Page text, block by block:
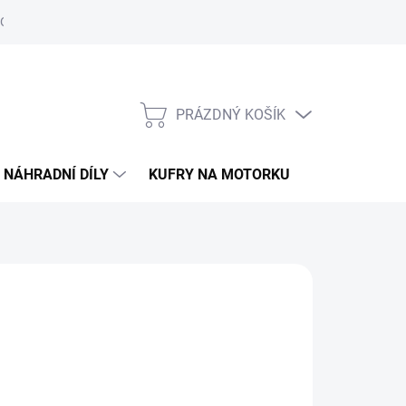
Obchodní podmínky
NÁKUPNÍ
PRÁZDNÝ KOŠÍK
NÁHRADNÍ DÍLY KUFRY NA MOTORKU